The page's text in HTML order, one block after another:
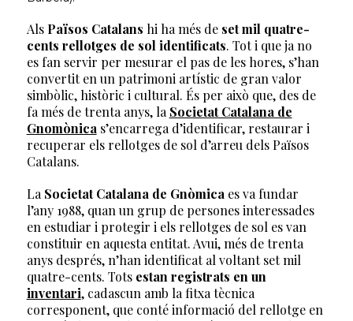
Als Països Catalans hi ha més de set mil quatre-
cents rellotges de sol identificats. Tot i que ja no
es fan servir per mesurar el pas de les hores, s’han
convertit en un patrimoni artístic de gran valor
simbòlic, històric i cultural. És per això que, des de
fa més de trenta anys, laSocietat Catalana de
Gnomònica s’encarrega d’identificar, restaurar i
recuperar els rellotges de sol d’arreu dels Països
Catalans.
LaSocietat Catalana de Gnòmica es va fundar
l’any 1988, quan un grup de persones interessades
en estudiar i protegir i els rellotges de sol es van
constituir en aquesta entitat. Avui, més de trenta
anys després, n’han identificat al voltant set mil
quatre-cents. Tots estan registrats en un
inventari, cadascun amb la fitxa tècnica
corresponent, que conté informació del rellotge en